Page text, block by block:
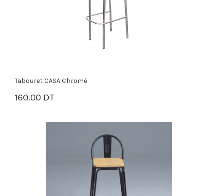
Tabouret CASA Chromé
160.00 DT
PANIER